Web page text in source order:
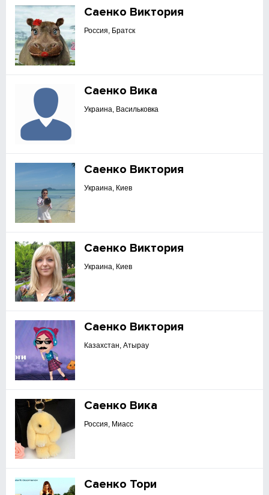
Саенко Виктория
Россия, Братск
Саенко Вика
Украина, Васильковка
Саенко Виктория
Украина, Киев
Саенко Виктория
Украина, Киев
Саенко Виктория
Казахстан, Атырау
Саенко Вика
Россия, Миасс
Саенко Тори